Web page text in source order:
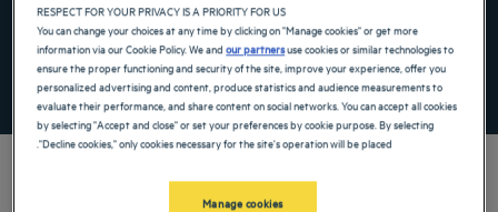
ابحث عن فندق
RESPECT FOR YOUR PRIVACY IS A PRIORITY FOR US
You can change your choices at any time by clicking on "Manage cookies" or get more
information via our Cookie Policy. We andour partnersuse cookies or similar technologies to
ensure the proper functioning and security of the site, improve your experience, offer you
personalized advertising and content, produce statistics and audience measurements to
evaluate their performance, and share content on social networks. You can accept all cookies
by selecting "Accept and close" or set your preferences by cookie purpose. By selecting
"Decline cookies," only cookies necessary for the site's operation will be placed.
Manage cookies